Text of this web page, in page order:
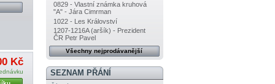
Kč
0829 - Vlastní známka kruhová
"A" - Jára Cimrman
1022 - Les Království
1207-1216A (aršík) - Prezident
ČR Petr Pavel
Všechny nejprodávanější
SEZNAM PŘÁNÍ